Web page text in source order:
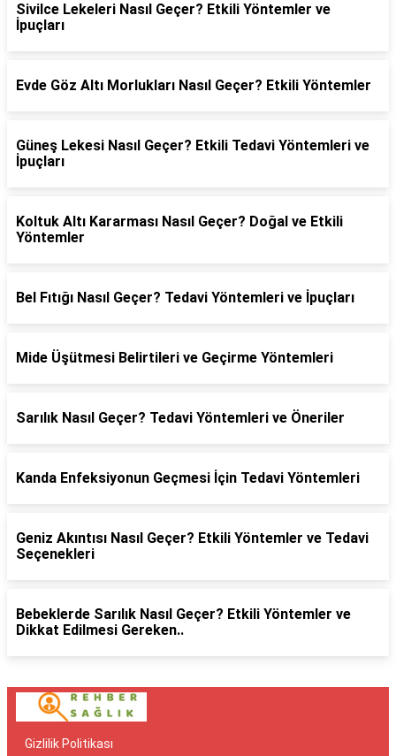
Sivilce Lekeleri Nasıl Geçer? Etkili Yöntemler ve
İpuçları
Evde Göz Altı Morlukları Nasıl Geçer? Etkili Yöntemler
Güneş Lekesi Nasıl Geçer? Etkili Tedavi Yöntemleri ve
İpuçları
Koltuk Altı Kararması Nasıl Geçer? Doğal ve Etkili
Yöntemler
Bel Fıtığı Nasıl Geçer? Tedavi Yöntemleri ve İpuçları
Mide Üşütmesi Belirtileri ve Geçirme Yöntemleri
Sarılık Nasıl Geçer? Tedavi Yöntemleri ve Öneriler
Kanda Enfeksiyonun Geçmesi İçin Tedavi Yöntemleri
Geniz Akıntısı Nasıl Geçer? Etkili Yöntemler ve Tedavi
Seçenekleri
Bebeklerde Sarılık Nasıl Geçer? Etkili Yöntemler ve
Dikkat Edilmesi Gereken..
Gizlilik Politikası